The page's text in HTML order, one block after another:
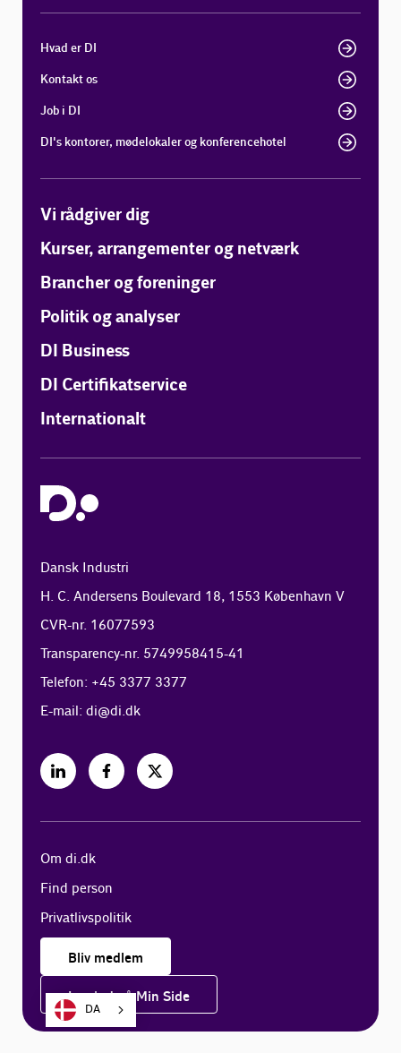
Hvad er DI
Kontakt os
Job i DI
DI's kontorer, mødelokaler og konferencehotel
Vi rådgiver dig
Kurser, arrangementer og netværk
Brancher og foreninger
Politik og analyser
DI Business
DI Certifikatservice
Internationalt
Dansk Industri
H. C. Andersens Boulevard 18, 1553 København V
CVR-nr. 16077593
Transparency-nr. 5749958415-41
Telefon: +45 3377 3377
E-mail:di@di.dk
Om di.dk
Find person
Privatlivspolitik
Bliv medlem
Log ind på Min Side
DA